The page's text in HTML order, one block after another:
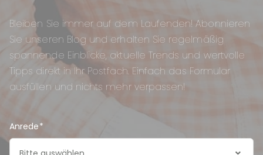
Bleiben Sie immer auf dem Laufenden! Abonnieren
Sie unseren Blog und erhalten Sie regelmäßig
spannende Einblicke, aktuelle Trends und wertvolle
Tipps direkt in Ihr Postfach. Einfach das Formular
ausfüllen und nichts mehr verpassen!
Anrede*